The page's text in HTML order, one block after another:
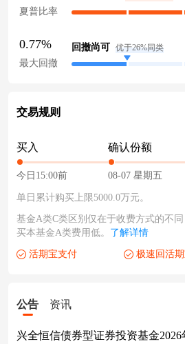
夏普比率
0.77%
最大回撤
回撤尚可 优于26%同类
交易规则
买入
今日15:00前
确认份额
08-07 星期五
单日累计购买上限5000.0万元。
基金A类C类区别仅在于收费方式的不
买本基金A类费用低。 了解详情
活期宝支付 极速回活
公告 资讯
兴全恒信债券型证券投资基金